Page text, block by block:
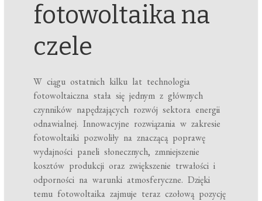
fotowoltaika na
czele
W ciągu ostatnich kilku lat technologia
fotowoltaiczna stała się jednym z głównych
czynników napędzających rozwój sektora energii
odnawialnej. Innowacyjne rozwiązania w zakresie
fotowoltaiki pozwoliły na znaczącą poprawę
wydajności paneli słonecznych, zmniejszenie
kosztów produkcji oraz zwiększenie trwałości i
odporności na warunki atmosferyczne. Dzięki
temu fotowoltaika zajmuje teraz czołową pozycję